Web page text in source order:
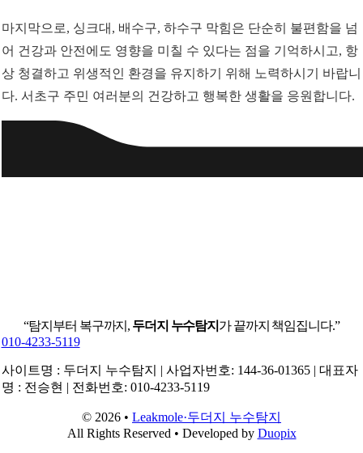
마지막으로, 싱크대, 배수구, 하수구 막힘은 단순히 불편함을 넘
어 건강과 안전에도 영향을 미칠 수 있다는 점을 기억하시고, 항
상 청결하고 위생적인 환경을 유지하기 위해 노력하시기 바랍니
다. 서초구 주민 여러분의 건강하고 행복한 생활을 응원합니다.
“탐지부터 복구까지, 두더지 누수탐지 가 끝까지 책임집니다.”
010-4233-5119
사이트명 : 두더지 누수탐지 | 사업자번호: 144-36-01365 | 대표자
명 : 전승현 | 전화번호: 010-4233-5119
© 2026 • Leakmole·두더지 누수탐지
All Rights Reserved • Developed by Duopix